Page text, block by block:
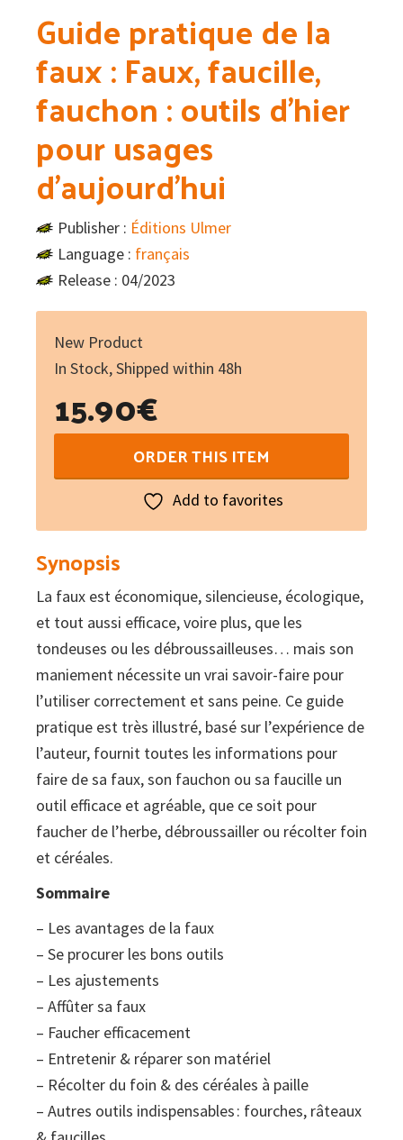
Guide pratique de la
faux : Faux, faucille,
fauchon : outils d’hier
pour usages
d’aujourd’hui
Publisher : Éditions Ulmer
Language : français
Release : 04/2023
New Product
In Stock, Shipped within 48h
15.90€
pratique
:
Faux,
faucille,
fauchon
:
outils
d'hier
pour
usages
d'aujourd'hui
quantity
ORDER THIS ITEM
Add to favorites
Synopsis
La faux est économique, silencieuse, écologique,
et tout aussi efficace, voire plus, que les
tondeuses ou les débroussailleuses… mais son
maniement nécessite un vrai savoir-faire pour
l’utiliser correctement et sans peine. Ce guide
pratique est très illustré, basé sur l’expérience de
l’auteur, fournit toutes les informations pour
faire de sa faux, son fauchon ou sa faucille un
outil efficace et agréable, que ce soit pour
faucher de l’herbe, débroussailler ou récolter foin
et céréales.
Sommaire
– Les avantages de la faux
– Se procurer les bons outils
– Les ajustements
– Affûter sa faux
– Faucher efficacement
– Entretenir & réparer son matériel
– Récolter du foin & des céréales à paille
– Autres outils indispensables : fourches, râteaux